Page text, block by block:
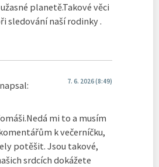
planetě.Takové věci
sledování naší rodinky .
napsal: 7. 6. 2026 (8:49)
mi to a musím
k večerníčku,
potěšit. Jsou takové,
srdcích dokážete